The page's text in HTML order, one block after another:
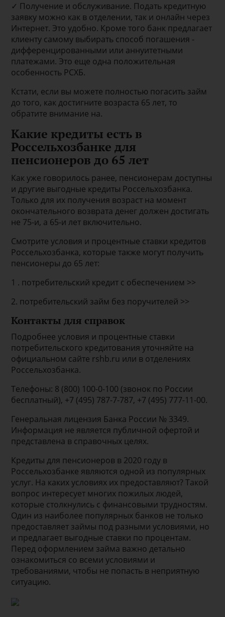
✓ Получение и обслуживание. Подать кредитную
заявку можно как в отделении, так и онлайн через
Интернет. Это удобно. Кроме того банк предлагает
клиенту самому выбирать способ погашения -
дифференцированными или аннуитетными
платежами. Это еще одна положительная
особенность РСХБ.
Кстати, если вы можете полностью погасить займ
до того, как достигните возраста 65 лет, то
обратите внимание на.
Какие кредиты есть в
Россельхозбанке для
пенсионеров до 65 лет
Как уже говорилось ранее, пенсионерам доступны
и другие выгодные кредиты Россельхозбанка.
Только для их получения возраст на момент
окончательного возврата денег должен достигать
не 75-и, а 65-и лет включительно.
Смотрите условия и процентные ставки кредитов
Россельхозбанка, которые также могут получить
пенсионеры до 65 лет:
1 . потребительский кредит с обеспечением >>
2. потребительский займ без поручителей >>
Контакты для справок
Подробнее условия и процентные ставки
потребительского кредитования уточняйте на
официальном сайте rshb.ru или в отделениях
Россельхозбанка.
Телефоны: 8 (800) 100-0-100 (звонок по России
бесплатный), +7 (495) 787-7-787, +7 (495) 777-11-00.
Генеральная лицензия Банка России № 3349.
Информация не является публичной офертой и
представлена в справочных целях.
Кредиты для пенсионеров в 2020 году в
Россельхозбанке являются одной из популярных
услуг. На каких условиях их предоставляют? Такой
вопрос интересует многих пожилых людей,
которые столкнулись с финансовыми трудностям.
Один из наиболее популярных банков не только
предоставляет займы под разными условиями, но
и предлагает выгодные ставки по процентам.
Перед оформлением займа важно детально
ознакомиться со всеми условиями и
требованиями, чтобы не попасть в неприятную
ситуацию.